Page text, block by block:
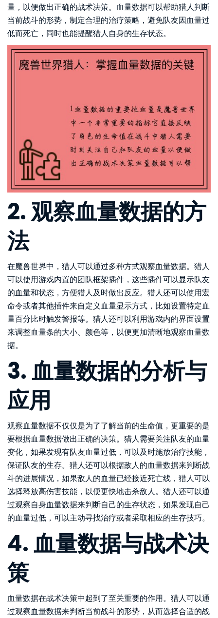
量，以便做出正确的战术决策。血量数据可以帮助猎人判断
当前战斗的形势，制定合理的治疗策略，避免队友因血量过
低而死亡，同时也能提醒猎人自身的生存状态。
2. 观察血量数据的方
法
在魔兽世界中，猎人可以通过多种方式观察血量数据。猎人
可以使用游戏内置的团队框架插件，这些插件可以显示队友
的血量和状态，方便猎人及时做出反应。猎人还可以使用宏
命令或者其他插件来自定义血量显示方式，比如设置特定血
量百分比时触发警报等。猎人还可以利用游戏内的界面设置
来调整血量条的大小、颜色等，以便更加清晰地观察血量数
据。
3. 血量数据的分析与
应用
观察血量数据不仅仅是为了了解当前的生命值，更重要的是
要根据血量数据做出正确的决策。猎人需要关注队友的血量
变化，如果发现有队友血量过低，可以及时施放治疗技能，
保证队友的生存。猎人还可以根据敌人的血量数据来判断战
斗的进展情况，如果敌人的血量已经接近死亡线，猎人可以
选择释放高伤害技能，以便更快地击杀敌人。猎人还可以通
过观察自身血量数据来判断自己的生存状态，如果发现自己
的血量过低，可以主动寻找治疗或者采取相应的生存技巧。
4. 血量数据与战术决
策
血量数据在战术决策中起到了至关重要的作用。猎人可以通
过观察血量数据来判断当前战斗的形势，从而选择合适的战